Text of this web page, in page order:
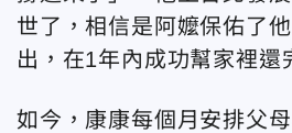
世了，相信是阿嬤保佑了
出，在1年內成功幫家裡還
如今，康康每個月安排父